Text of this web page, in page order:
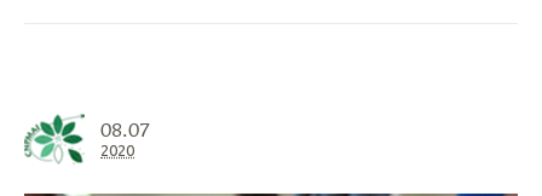
08.07
2020